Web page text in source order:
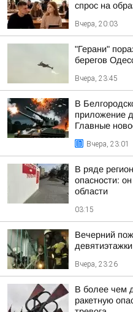
спрос на
Вчера, 20:03
"Герани"
берегов
Вчера, 23:45
В
приложение
Главные
Вчера, 23:01
В ряде
опасности:
области
03:15
Вечерний
Вчера, 23:26
В более чем
ракетную